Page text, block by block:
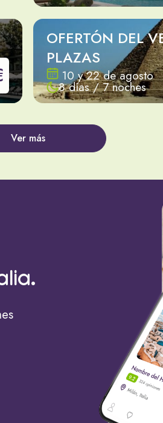
OFERTÓN DEL
PLAZAS
10 y 22 de agosto
8 días / 7 noches
Ver más